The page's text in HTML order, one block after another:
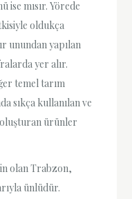
mısır. Yörede
oldukça
unundan yapılan
yer alır.
temel tarım
sıkça kullanılan ve
ürünler
olan Trabzon,
ünlüdür.